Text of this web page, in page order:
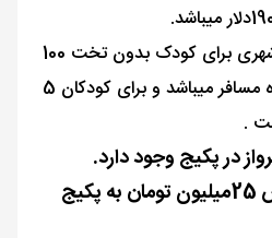
3_ هزینه بلیط قطار بین شهری برای کودک بدون تخت 100
دلار است که جداگانه بعهده مسافر میباشد و برای کودکان 5
صندلی بیزینس کلاس 25میلیون تومان به پکیج